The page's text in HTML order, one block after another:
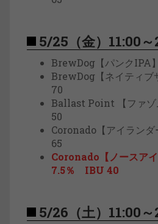
5/25（金）11:00～
BrewDog【パンクIPA
BrewDog【ネイティ
70
Ballast Point 【ファ
50
Coronado【アイラン
65
Coronado【ノースアイ
7.5％ IBU 40
5/26（土）11:00～